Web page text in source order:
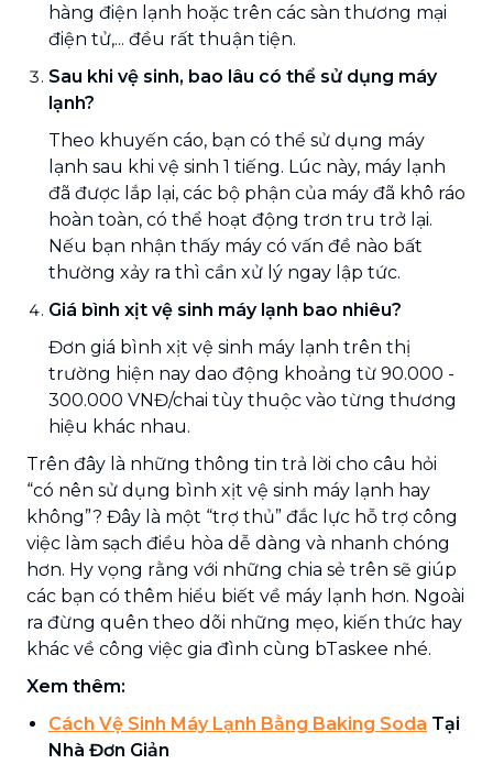
hàng điện lạnh hoặc trên các sàn thương mại
điện tử,... đều rất thuận tiện.
Sau khi vệ sinh, bao lâu có thể sử dụng máy
lạnh?
Theo khuyến cáo, bạn có thể sử dụng máy
lạnh sau khi vệ sinh 1 tiếng. Lúc này, máy lạnh
đã được lắp lại, các bộ phận của máy đã khô ráo
hoàn toàn, có thể hoạt động trơn tru trở lại.
Nếu bạn nhận thấy máy có vấn đề nào bất
thường xảy ra thì cần xử lý ngay lập tức.
Giá bình xịt vệ sinh máy lạnh bao nhiêu?
Đơn giá bình xịt vệ sinh máy lạnh trên thị
trường hiện nay dao động khoảng từ 90.000 -
300.000 VNĐ/chai tùy thuộc vào từng thương
hiệu khác nhau.
Trên đây là những thông tin trả lời cho câu hỏi
“có nên sử dụng bình xịt vệ sinh máy lạnh hay
không”? Đây là một “trợ thủ” đắc lực hỗ trợ công
việc làm sạch điều hòa dễ dàng và nhanh chóng
hơn. Hy vọng rằng với những chia sẻ trên sẽ giúp
các bạn có thêm hiểu biết về máy lạnh hơn. Ngoài
ra đừng quên theo dõi những mẹo, kiến thức hay
khác về công việc gia đình cùng bTaskee nhé.
Xem thêm:
Cách Vệ Sinh Máy Lạnh Bằng Baking Soda Tại
Nhà Đơn Giản